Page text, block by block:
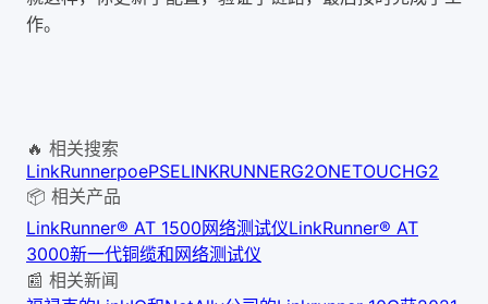
作。
🔥 相关搜索
LinkRunnerpoePSELINKRUNNERG2ONETOUCHG2
📦 相关产品
LinkRunner® AT 1500网络测试仪LinkRunner® AT
3000新一代铜缆和网络测试仪
📰 相关新闻